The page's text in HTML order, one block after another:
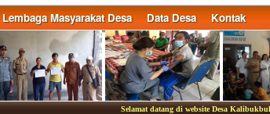
Lembaga Masyarakat Desa Data Desa Kontak
Selamat datang di website Desa Kalibukbuk.